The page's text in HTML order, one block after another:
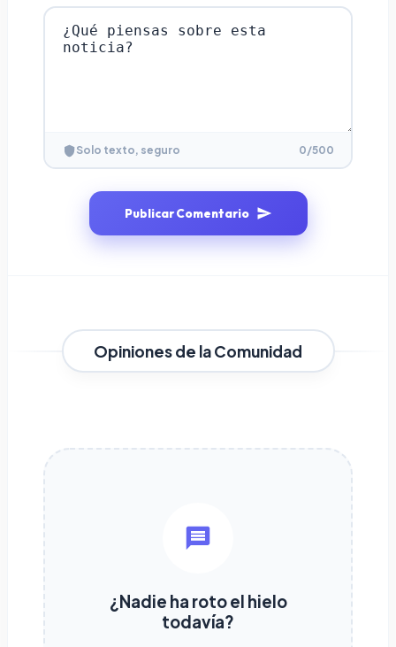
Solo texto, seguro 0/500
Publicar Comentario
Opiniones de la Comunidad
¿Nadie ha roto el hielo
todavía?